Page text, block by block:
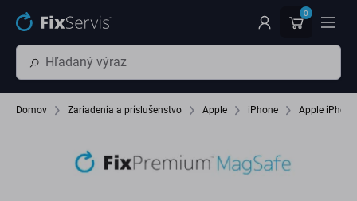
Preskočiť na hlavný obsah 0
Domov Zariadenia a príslušenstvo Apple iPhone Apple